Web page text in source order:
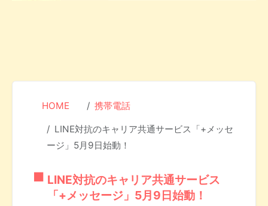
HOME 携帯電話
LINE対抗のキャリア共通サービス「+メッセ
ージ」5月9日始動！
LINE対抗のキャリア共通サービス
「+メッセージ」5月9日始動！